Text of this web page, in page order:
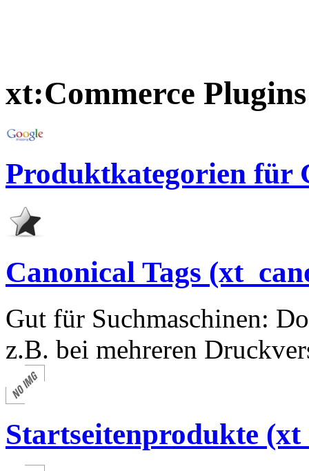
xt:Commerce Plugins
Produktkategorien für
Canonical Tags
Gut für Suchmaschinen:
z.B. bei mehreren
Startseitenprodukte